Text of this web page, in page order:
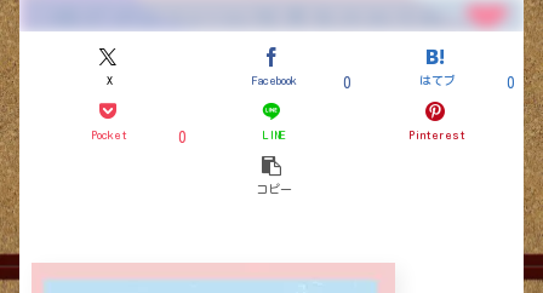
X Facebook 0 はてブ 0
Pocket 0 LINE Pinterest
コピー